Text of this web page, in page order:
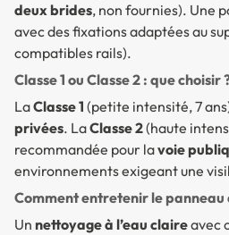
deux brides, non fournies). Une
avec des fixations adaptées au
compatibles rails).
Classe 1 ou Classe 2 : que choisir
LaClasse 1 (petite intensité, 7
privées. LaClasse 2(haute
recommandée pour lavoie
environnements exigeant une
Comment entretenir le panneau
Un nettoyage à l’eau claireavec